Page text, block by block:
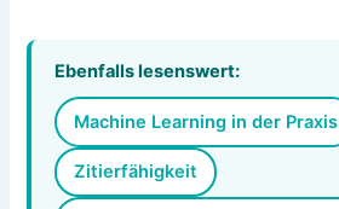
Ebenfalls lesenswert:
Machine Learning in der Praxis
Zitierfähigkeit